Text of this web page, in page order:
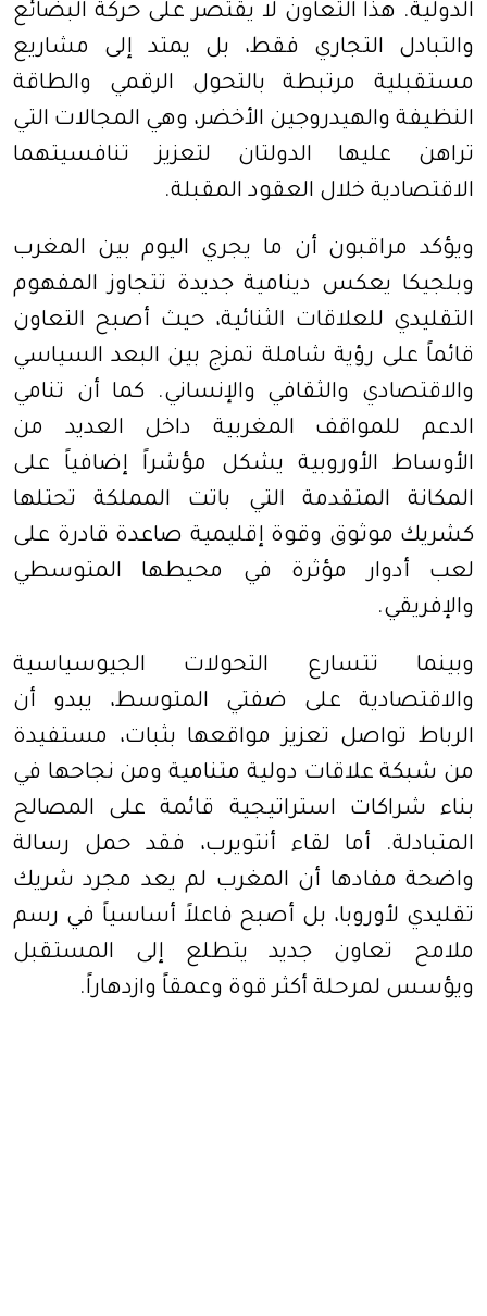
الدولية. هذا التعاون لا يقتصر على حركة البضائع
والتبادل التجاري فقط، بل يمتد إلى مشاريع
مستقبلية مرتبطة بالتحول الرقمي والطاقة
النظيفة والهيدروجين الأخضر، وهي المجالات التي
تراهن عليها الدولتان لتعزيز تنافسيتهما
الاقتصادية خلال العقود المقبلة.
ويؤكد مراقبون أن ما يجري اليوم بين المغرب
وبلجيكا يعكس دينامية جديدة تتجاوز المفهوم
التقليدي للعلاقات الثنائية، حيث أصبح التعاون
قائماً على رؤية شاملة تمزج بين البعد السياسي
والاقتصادي والثقافي والإنساني. كما أن تنامي
الدعم للمواقف المغربية داخل العديد من
الأوساط الأوروبية يشكل مؤشراً إضافياً على
المكانة المتقدمة التي باتت المملكة تحتلها
كشريك موثوق وقوة إقليمية صاعدة قادرة على
لعب أدوار مؤثرة في محيطها المتوسطي
والإفريقي.
وبينما تتسارع التحولات الجيوسياسية
والاقتصادية على ضفتي المتوسط، يبدو أن
الرباط تواصل تعزيز مواقعها بثبات، مستفيدة
من شبكة علاقات دولية متنامية ومن نجاحها في
بناء شراكات استراتيجية قائمة على المصالح
المتبادلة. أما لقاء أنتويرب، فقد حمل رسالة
واضحة مفادها أن المغرب لم يعد مجرد شريك
تقليدي لأوروبا، بل أصبح فاعلاً أساسياً في رسم
ملامح تعاون جديد يتطلع إلى المستقبل
ويؤسس لمرحلة أكثر قوة وعمقاً وازدهاراً.